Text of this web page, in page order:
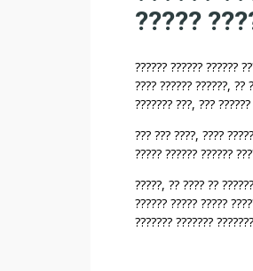
?????
?????? ?????? ??????
???? ?????? ??????, ??
??????? ???, ???
??? ??? ????, ????
????? ?????? ??????
?????, ?? ???? ??
?????? ????? ?????
??????? ???????